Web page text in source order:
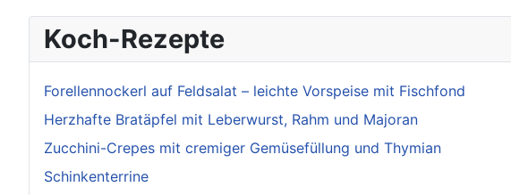
Koch-Rezepte
Forellennockerl auf Feldsalat – leichte Vorspeise mit Fischfond
Herzhafte Bratäpfel mit Leberwurst, Rahm und Majoran
Zucchini-Crepes mit cremiger Gemüsefüllung und Thymian
Schinkenterrine